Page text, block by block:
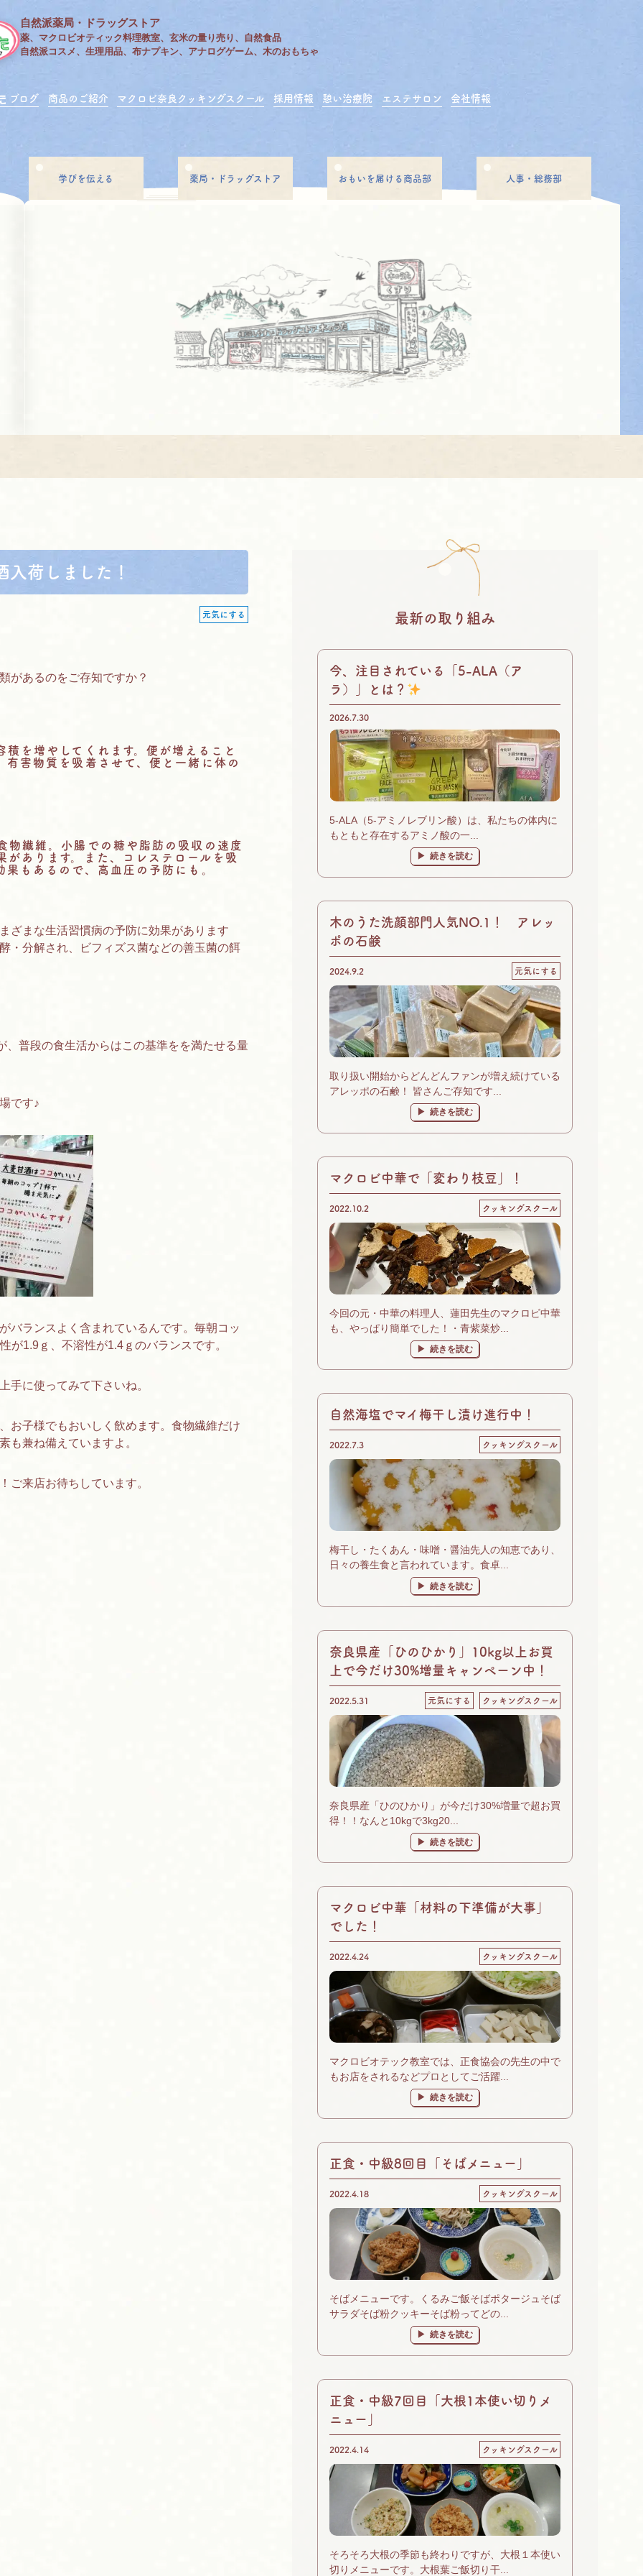
自然派薬局・ドラッグストア
薬、マクロビオティック料理教室、玄米の量り売り、自然食品
自然派コスメ、生理用品、布ナプキン、アナログゲーム、木のおもちゃ
ブログ 商品のご紹介 マクロビ奈良クッキングスクール 採用情報 憩い治療院 エステサロン 会社情報
学びを伝える 薬局・ドラッグストア おもいを届ける商品部 人事・総務部
荷しました！
元気にする
があるのをご存知ですか？
を増やしてくれます。便が増えること
害物質を吸着させて、便と一緒に体の
物繊維。小腸での糖や脂肪の吸収の速度
あります。また、コレステロールを吸
もあるので、高血圧の予防にも。
ざまな生活習慣病の予防に効果があります
・分解され、ビフィズス菌などの善玉菌の餌
普段の食生活からはこの基準をを満たせる量
です♪
バランスよく含まれているんです。毎朝コッ
が1.9ｇ、不溶性が1.4ｇのバランスです。
手に使ってみて下さいね。
お子様でもおいしく飲めます。食物繊維だけ
も兼ね備えていますよ。
ご来店お待ちしています。
最新の取り組み
今、注目されている「5-ALA（ア
ラ）」とは？
2026.7.30
5-ALA（5-アミノレブリン酸）は、私たちの体内に
もともと存在するアミノ酸の一...
続きを読む
木のうた洗顔部門人気NO.1！ アレッ
ポの石鹸
2024.9.2 元気にする
取り扱い開始からどんどんファンが増え続けている
アレッポの石鹸！ 皆さんご存知です...
続きを読む
マクロビ中華で「変わり枝豆」！
2022.10.2 クッキングスクール
今回の元・中華の料理人、蓮田先生のマクロビ中華
も、やっぱり簡単でした！・青紫菜炒...
続きを読む
自然海塩でマイ梅干し漬け進行中！
2022.7.3 クッキングスクール
梅干し・たくあん・味噌・醤油先人の知恵であり、
日々の養生食と言われています。食卓...
続きを読む
奈良県産「ひのひかり」10kg以上お買
上で今だけ30%増量キャンペーン中！
2022.5.31 元気にする クッキングスクール
奈良県産「ひのひかり」が今だけ30%増量で超お買
得！！なんと10kgで3kg20...
続きを読む
マクロビ中華「材料の下準備が大事」
でした！
2022.4.24 クッキングスクール
マクロビオテック教室では、正食協会の先生の中で
もお店をされるなどプロとしてご活躍...
続きを読む
正食・中級8回目「そばメニュー」
2022.4.18 クッキングスクール
そばメニューです。くるみご飯そばポタージュそば
サラダそば粉クッキーそば粉ってどの...
続きを読む
正食・中級7回目「大根1本使い切りメ
ニュー」
2022.4.14 クッキングスクール
そろそろ大根の季節も終わりですが、大根１本使い
切りメニューです。大根葉ご飯切り干...